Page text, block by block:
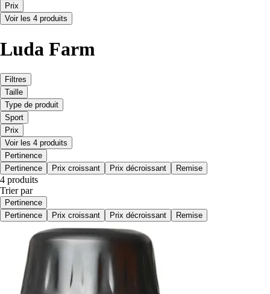
Prix
Voir les 4 produits
Luda Farm
Filtres
Taille
Type de produit
Sport
Prix
Voir les 4 produits
Pertinence
Pertinence
Prix croissant Prix décroissant Remise
4 produits
Trier par
Pertinence
Pertinence
Prix croissant Prix décroissant Remise